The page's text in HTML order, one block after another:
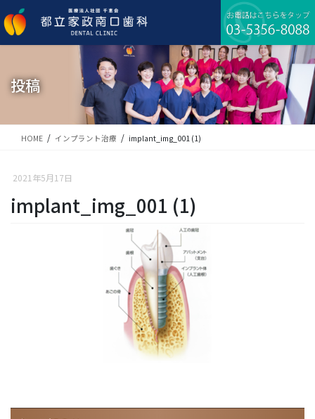
ン
テ
ビ
ゲ
移
投稿
HOME インプラント治療 implant_img_001 (1)
2021年5月17日
implant_img_001 (1)